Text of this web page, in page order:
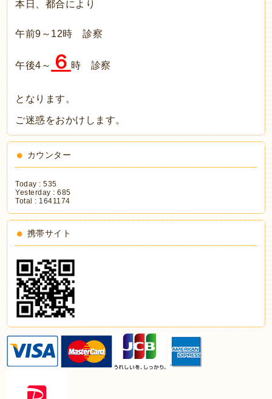
本日、都合により
午前9～12時 診察
午後4～ ６ 時 診察
となります。
ご迷惑をおかけします。
カウンター
Today :535
Yesterday :685
Total : 1641174
携帯サイト